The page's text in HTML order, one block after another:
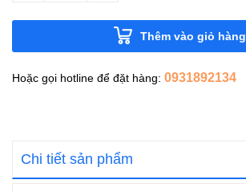
Thêm vào giỏ hàng
Hoặc gọi hotline để đặt hàng: 0931892134
Chi tiết sản phẩm